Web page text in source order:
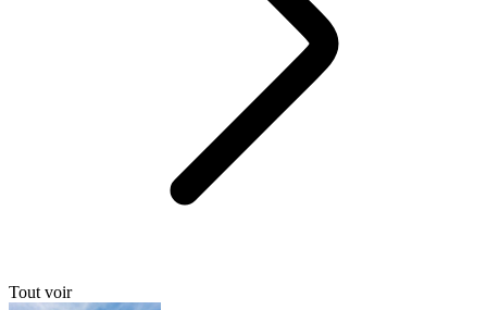
Tout voir